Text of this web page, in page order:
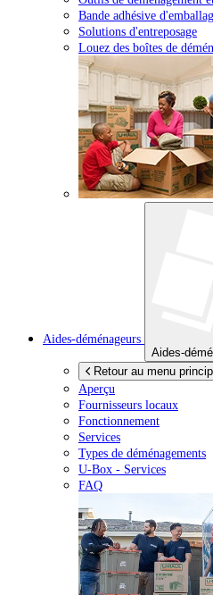
Bande adhésive
Solutions d'entreposage
Louez des boîtes de
Aides-déménageurs
Aides-
Retour au menu
Aperçu
Fournisseurs locaux
Fonctionnement
Services
Types de déménagements
U-Box - Services
FAQ